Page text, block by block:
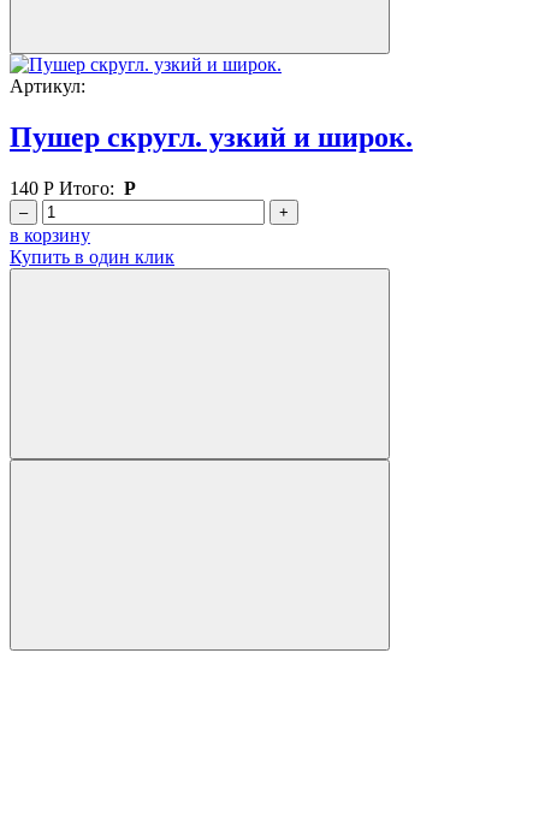
Артикул:
Пушер скругл. узкий и широк.
140 Р Итого: Р
– +
в корзину
Купить в один клик